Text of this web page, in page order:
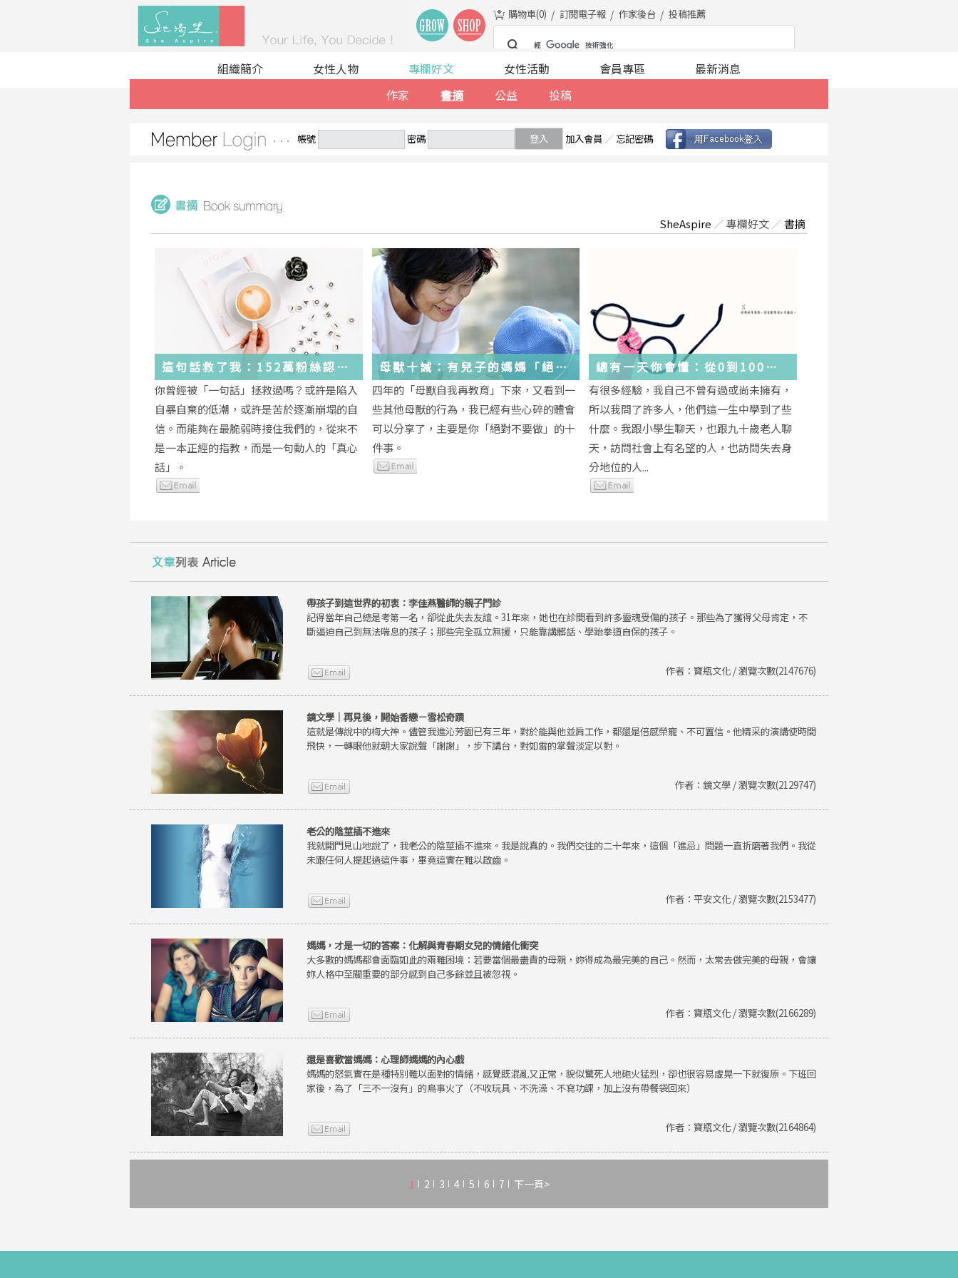
購物車(0) 訂閱電子報 作家後台 投稿推薦
組織簡介 女性人物
專欄好文
作家
書摘 公益 投稿
女性活動 會員專區 最新消息
帳號 密碼 登入 加入會員 ／ 忘記密碼
SheAspire ／專欄好文 ／書摘
這句話救了我：152萬粉絲認
證，韓國最受歡迎的
YouTuber「國民姐姐」金美敬
為跌落情緒深淵的你雪中送炭！
你曾經被「一句話」拯救過嗎？或許是陷入
自暴自棄的低潮，或許是苦於逐漸崩塌的自
信。而能夠在最脆弱時接住我們的，從來不
是一本正經的指教，而是一句動人的「真心
話」。
母獸十誡：有兒子的媽媽「絕對
不要做」的十件事
四年的「母獸自我再教育」下來，又看到一
些其他母獸的行為，我已經有些心碎的體會
可以分享了，主要是你「絕對不要做」的十
件事。
總有一天你會懂：從0到100
歲，該學會的人生大事，都在這
些生活的小事裡了
有很多經驗，我自己不曾有過或尚未擁有，
所以我問了許多人，他們這一生中學到了些
什麼。我跟小學生聊天，也跟九十歲老人聊
天，訪問社會上有名望的人，也訪問失去身
分地位的人...
帶孩子到這世界的初衷：李佳燕醫師的親子門診
記得當年自己總是考第一名，卻從此失去友誼。31年來，她也在診間看到許多靈魂受傷的孩子。那些為了獲得父母肯定，不
斷逼迫自己到無法喘息的孩子；那些完全孤立無援，只能靠講髒話、學跆拳道自保的孩子。
作者：寶瓶文化 / 瀏覽次數(2147676)
鏡文學｜再見後，開始香戀－雪松奇蹟
這就是傳說中的梅大神。儘管我進沁芳園已有三年，對於能與他並肩工作，都還是倍感榮寵、不可置信。他精采的演講使時間
飛快，一轉眼他就朝大家說聲「謝謝」，步下講台，對如雷的掌聲淡定以對。
作者：鏡文學 / 瀏覽次數(2129747)
老公的陰莖插不進來
我就開門見山地說了，我老公的陰莖插不進來。我是說真的。我們交往的二十年來，這個「進忌」問題一直折磨著我們。我從
未跟任何人提起過這件事，畢竟這實在難以啟齒。
作者：平安文化 / 瀏覽次數(2153477)
媽媽，才是一切的答案：化解與青春期女兒的情緒化衝突
大多數的媽媽都會面臨如此的兩難困境：若要當個最盡責的母親，妳得成為最完美的自己。然而，太常去做完美的母親，會讓
妳人格中至關重要的部分感到自己多餘並且被忽視。
作者：寶瓶文化 / 瀏覽次數(2166289)
還是喜歡當媽媽：心理師媽媽的內心戲
媽媽的怒氣實在是種特別難以面對的情緒，感覺既混亂又正常，貌似驚死人地砲火猛烈，卻也很容易虛晃一下就復原。下班回
家後，為了「三不一沒有」的鳥事火了（不收玩具、不洗澡、不寫功課，加上沒有帶餐袋回來）
作者：寶瓶文化 / 瀏覽次數(2164864)
1 2 3 4 5 6 7 下一頁>